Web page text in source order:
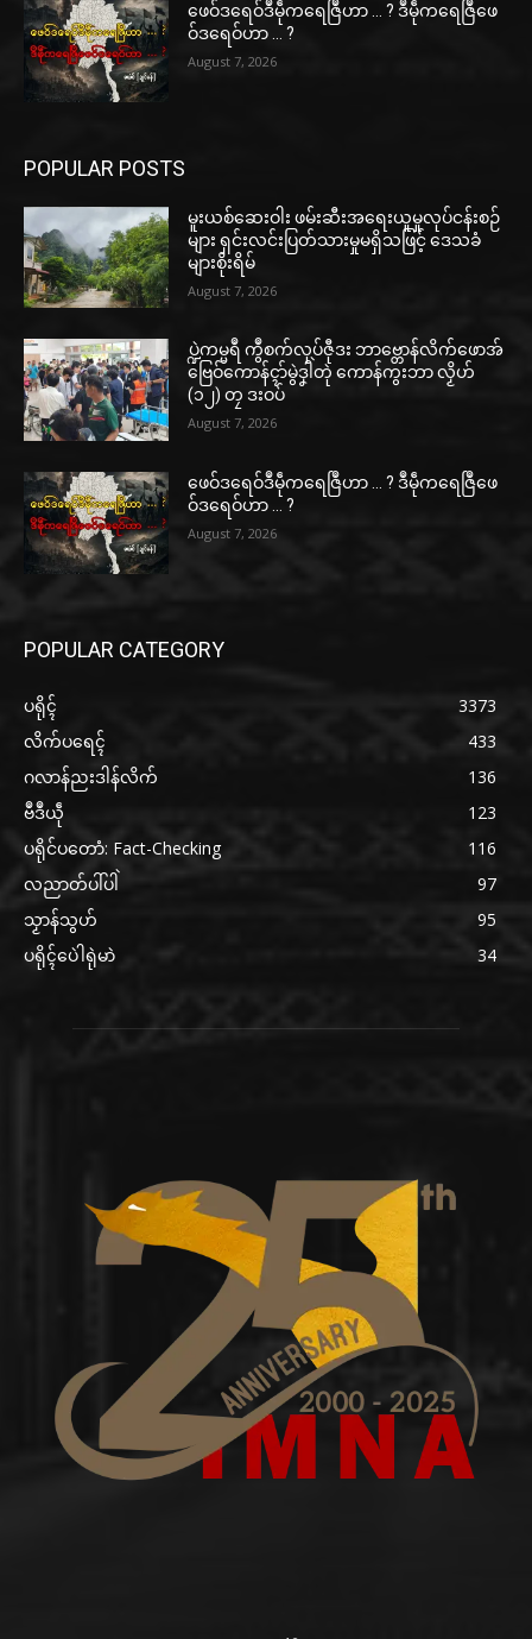
ဖေဝ်ဒရေဝ်ဒဳမဵုကရေဇြဳဟာ … ? ဒဳမဵုကရေဇြဳဖေ
ဝ်ဒရေဝ်ဟာ … ?
August 7, 2026
POPULAR POSTS
မူးယစ်ဆေးဝါး ဖမ်းဆီးအရေးယူမှုလုပ်ငန်းစဉ်
များ ရှင်းလင်းပြတ်သားမှုမရှိသဖြင့် ဒေသခံ
များစိုးရိမ်
August 7, 2026
ပ္ဍဲကမ္မရဳ ကွဳစက်လုပ်ဇီုဒး ဘာဗ္တောန်လိက်ဖောအ်
ဗြေဝ်ကောန်ၚာ်မွဲဒၞါဲတုဲ ကောန်ကွးဘာ လၟိဟ်
(၁၂) တၠ ဒးဝပ်
August 7, 2026
ဖေဝ်ဒရေဝ်ဒဳမဵုကရေဇြဳဟာ … ? ဒဳမဵုကရေဇြဳဖေ
ဝ်ဒရေဝ်ဟာ … ?
August 7, 2026
POPULAR CATEGORY
ပရိုၚ်
3373
လိက်ပရေၚ်
433
ဂလာန်ညးဒါန်လိက်
136
ဗဳဒဳယဵု
123
ပရိုင်ပတောံ: Fact-Checking
116
လညာတ်ပါ်ပါဲ
97
သၟာန်သွဟ်
95
ပရိုၚ်ပေဲါရုဲမာဲ
34